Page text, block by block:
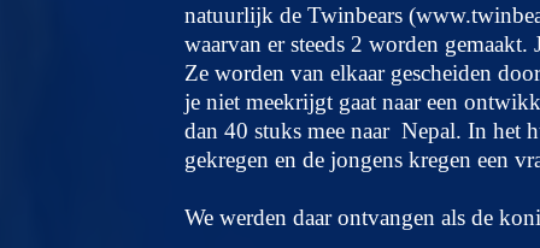
natuurlijk de Twinbears
waarvan er steeds 2 worden
Ze worden van elkaar gescheiden
je niet meekrijgt gaat naar een
dan 40 stuks mee naar Nepal. In het
gekregen en de jongens kregen een
We werden daar ontvangen als de